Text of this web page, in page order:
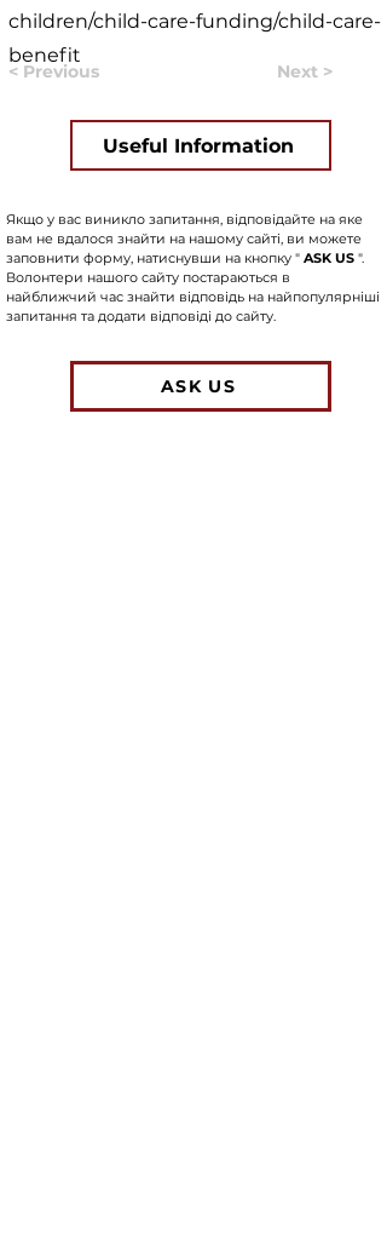
children/child-care-funding/child-care-
benefit
< Previous Next >
Useful Information
Якщо у вас виникло запитання, відповідайте на яке
вам не вдалося знайти на нашому сайті, ви можете
заповнити форму, натиснувши на кнопку " ASK US ".
Волонтери нашого сайту постараються в
найближчий час знайти відповідь на найпопулярніші
запитання та додати відповіді до сайту.
ASK US